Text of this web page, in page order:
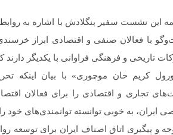
این نشست سفیر بنگلادش با اشاره به
با فعالان صنفی و اقتصادی ابراز
تاریخی و فرهنگی فراوانی با یکدیگر
کریم خان موچوری» با بیان اینکه
تجاری و اقتصادی را برای فعالان
ایران، به خوبی توانسته‌ توانمندی‌های خود
و پیگیری اتاق اصناف ایران برای توسعه